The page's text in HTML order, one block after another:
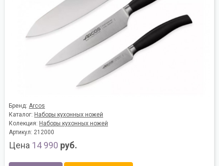
Бренд: Arcos
Каталог: Наборы кухонных ножей
Колекция: Наборы кухонных ножей
Артикул: 212000
Цена 14 990 руб.